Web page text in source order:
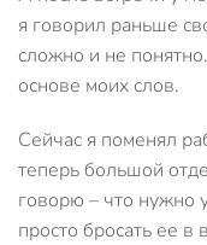
я говорил раньше
сложно и не
основе моих слов.
Сейчас я поменял
теперь большой
говорю – что нужно
просто бросать ее в